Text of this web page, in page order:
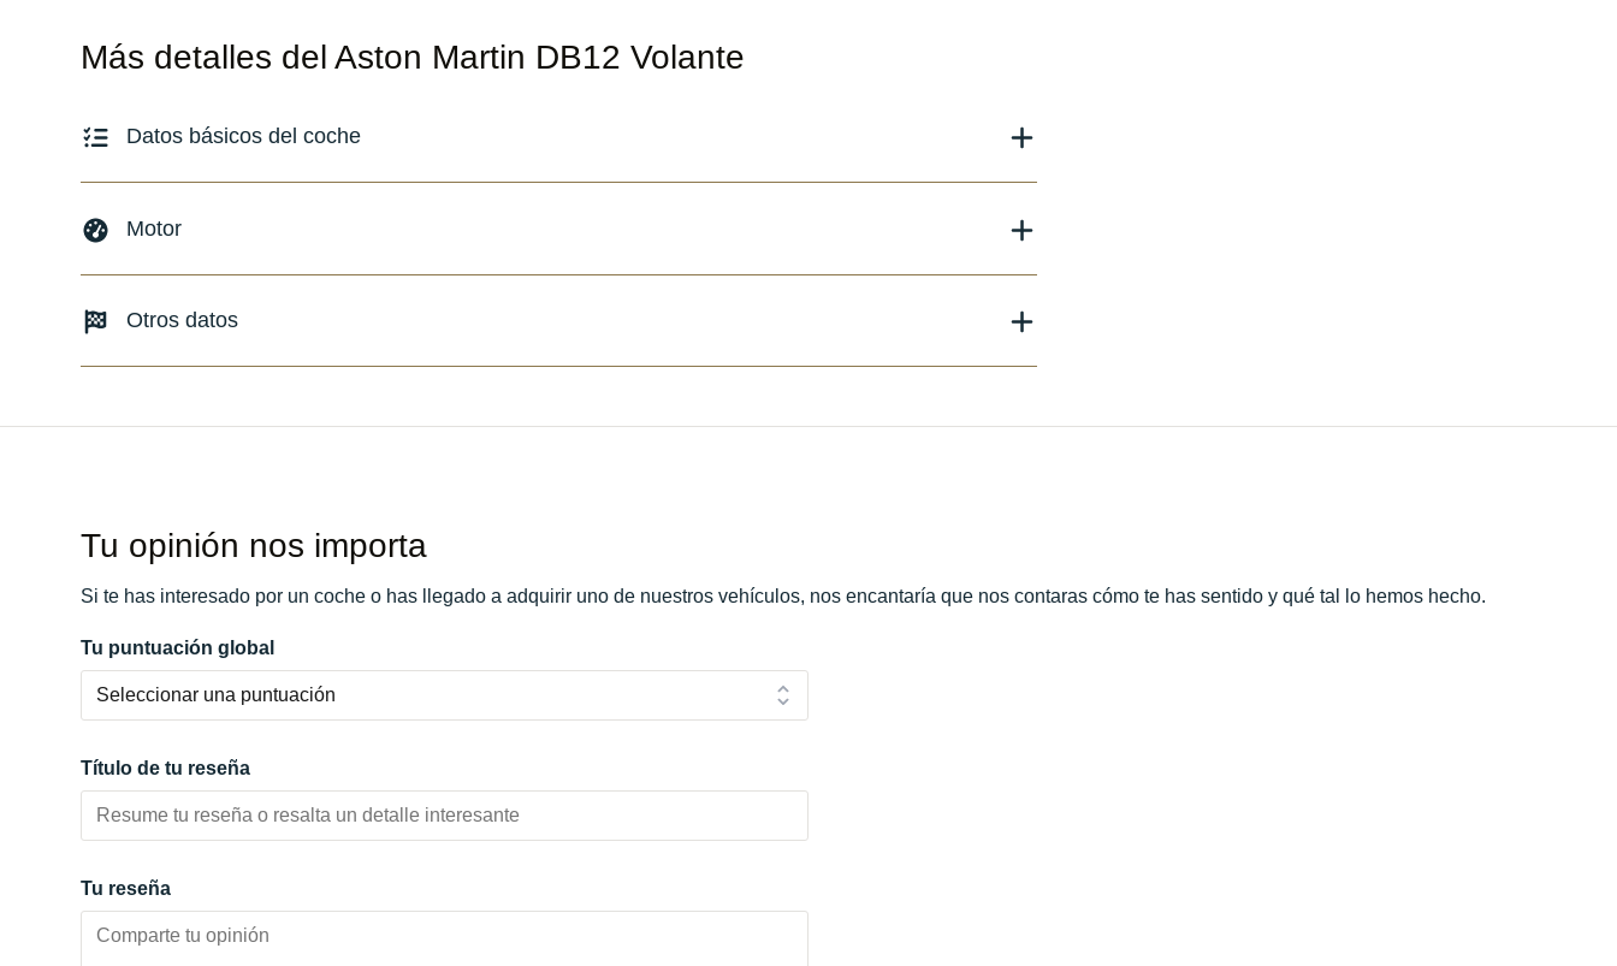
Más detalles del Aston Martin DB12 Volante
Datos básicos del coche
Versión:No especificado
Fecha de matriculación:04/2024
Kilómetros:10990
Motor
Transmisión:Automático
Tracción:N/D
Otros datos
Consumo:N/DL/100 KM
Carrocería:
N/D
Puertas:
Tu opinión nos importa
Si te has interesado por un coche o has llegado a adquirir uno de nuestros vehículos, nos encantaría que nos contaras cómo te has sentido y qué tal lo hemos hecho.
Tu puntuación global
Título de tu reseña
Tu reseña